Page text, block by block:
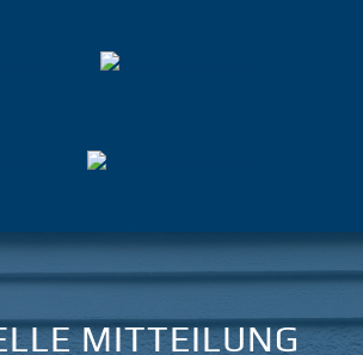
MITTEILUNG